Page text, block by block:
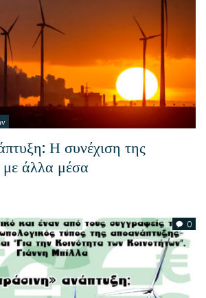
Η συνέχιση της
με άλλα μέσα
0